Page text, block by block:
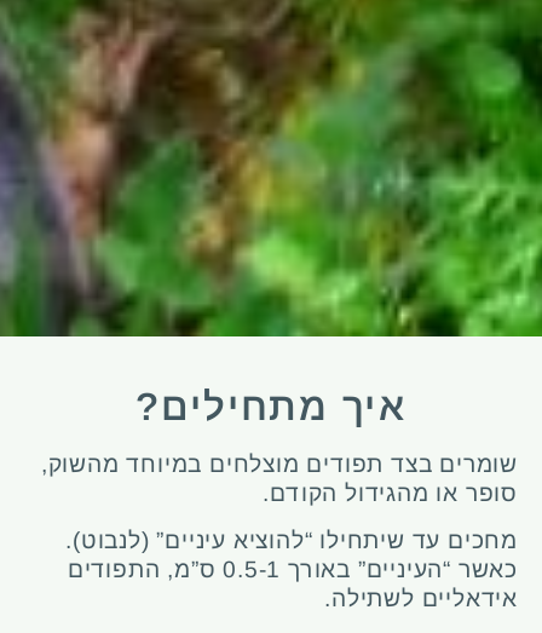
איך מתחילים?
שומרים בצד תפודים מוצלחים במיוחד מהשוק,
סופר או מהגידול הקודם.
מחכים עד שיתחילו “להוציא עיניים” (לנבוט).
כאשר “העיניים” באורך 0.5-1 ס”מ, התפודים
אידאליים לשתילה.